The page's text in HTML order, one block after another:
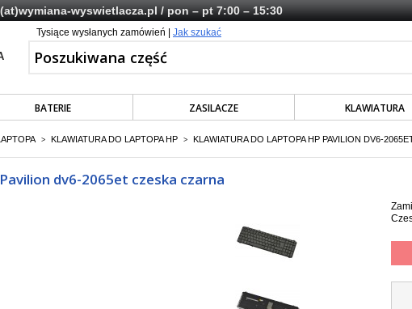
wyswietlacza.pl/ pon – pt 7:00 – 15:30
Tysiące wysłanych zamówień | Jak szukać
BATERIE ZASILACZE KLAWIATURA
> KLAWIATURA DO LAPTOPA HP > KLAWIATURA DO LAPTOPA HP PAVILION DV6-
dv6-2065et czeska czarna